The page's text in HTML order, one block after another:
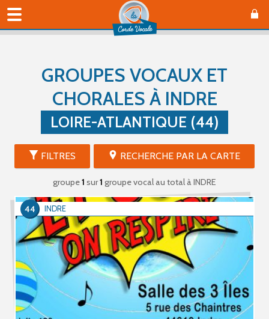
GROUPES VOCAUX ET
CHORALES À INDRE
LOIRE-ATLANTIQUE (44)
FILTRES RECHERCHE PAR LA CARTE
groupe1 sur1 groupe vocal au totalà INDRE
INDRE
44